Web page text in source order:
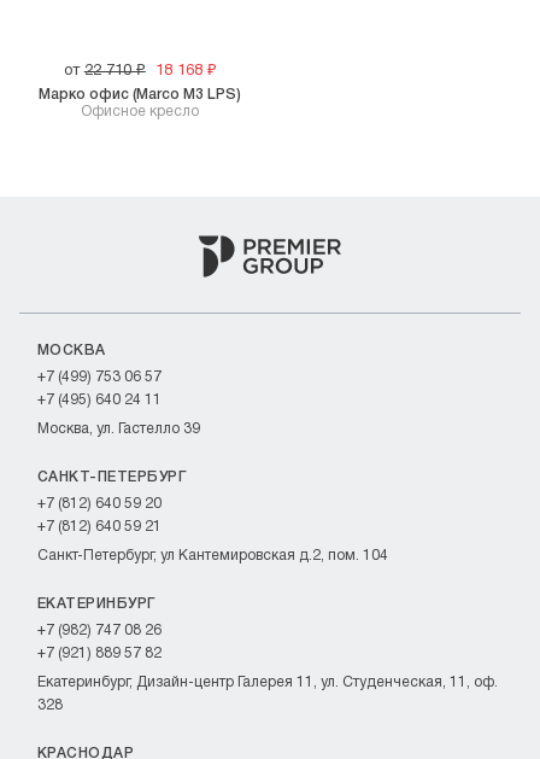
от 22 710₽ 18 168₽
Офисное кресло
Марко офис (Marco M3 LPS)
МОСКВА
+7 (499) 753 06 57
+7 (495) 640 24 11
Москва, ул. Гастелло 39
САНКТ-ПЕТЕРБУРГ
+7 (812) 640 59 20
+7 (812) 640 59 21
Санкт-Петербург, ул Кантемировская д.2, пом. 104
ЕКАТЕРИНБУРГ
+7 (982) 747 08 26
+7 (921) 889 57 82
Екатеринбург, Дизайн-центр Галерея 11, ул. Студенческая, 11, оф.
328
КРАСНОДАР